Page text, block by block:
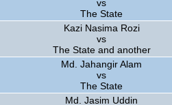
vs
The State
Kazi Nasima Rozi
vs
The State and another
Md. Jahangir Alam
vs
The State
Md. Jasim Uddin